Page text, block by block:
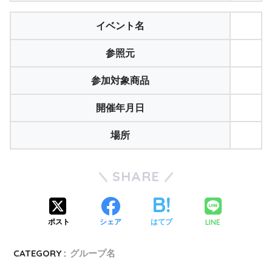
イベント名
参照元
参加対象商品
開催年月日
場所
SHARE
ポスト シェア はてブ LINE
CATEGORY : グループ名